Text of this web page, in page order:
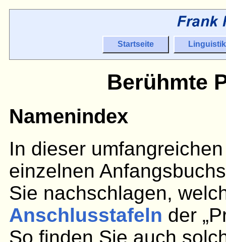
Startseite Linguistik
Berühmte
Namenindex
In dieser
einzelnen
Sie nachschlagen,
Anschlusstafeln der
So finden Sie auch